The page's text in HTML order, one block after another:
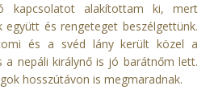
kapcsolatot alakítottam ki, mert
és rengeteget beszélgettünk.
és a svéd lány került közel a
a nepáli királynő is jó barátnőm lett.
hosszútávon is megmaradnak.